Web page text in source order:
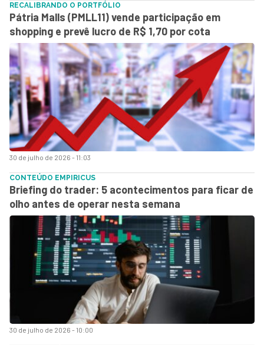
30 de julho de 2026 - 11:03
RECALIBRANDO O PORTFÓLIO
Pátria Malls (PMLL11) vende participação em
shopping e prevê lucro de R$ 1,70 por cota
30 de julho de 2026 - 10:00
CONTEÚDO EMPIRICUS
Briefing do trader: 5 acontecimentos para ficar de
olho antes de operar nesta semana